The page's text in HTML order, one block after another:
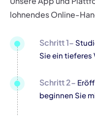
lohnendes Online-
Schritt 1-
Sie ein tieferes
Schritt 2-
beginnen Sie